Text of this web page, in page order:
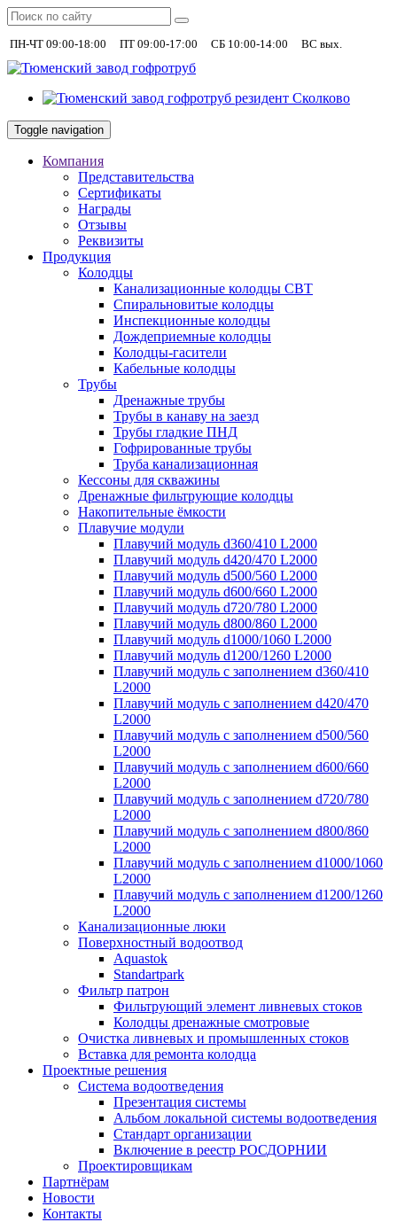
ПН-ЧТ 09:00-18:00 ПТ 09:00-17:00 СБ 10:00-14:00 ВС вых.
Toggle navigation
Компания
Представительства
Сертификаты
Награды
Отзывы
Реквизиты
Продукция
Колодцы
Канализационные колодцы СВТ
Спиральновитые колодцы
Инспекционные колодцы
Дождеприемные колодцы
Колодцы-гасители
Кабельные колодцы
Трубы
Дренажные трубы
Трубы в канаву на заезд
Трубы гладкие ПНД
Гофрированные трубы
Труба канализационная
Кессоны для скважины
Дренажные фильтрующие колодцы
Накопительные ёмкости
Плавучие модули
Плавучий модуль d360/410 L2000
Плавучий модуль d420/470 L2000
Плавучий модуль d500/560 L2000
Плавучий модуль d600/660 L2000
Плавучий модуль d720/780 L2000
Плавучий модуль d800/860 L2000
Плавучий модуль d1000/1060 L2000
Плавучий модуль d1200/1260 L2000
Плавучий модуль с заполнением d360/410
L2000
Плавучий модуль с заполнением d420/470
L2000
Плавучий модуль с заполнением d500/560
L2000
Плавучий модуль с заполнением d600/660
L2000
Плавучий модуль с заполнением d720/780
L2000
Плавучий модуль с заполнением d800/860
L2000
Плавучий модуль с заполнением d1000/1060
L2000
Плавучий модуль с заполнением d1200/1260
L2000
Канализационные люки
Поверхностный водоотвод
Aquastok
Standartpark
Фильтр патрон
Фильтрующий элемент ливневых стоков
Колодцы дренажные смотровые
Очистка ливневых и промышленных стоков
Вставка для ремонта колодца
Проектные решения
Система водоотведения
Презентация системы
Альбом локальной системы водоотведения
Стандарт организации
Включение в реестр РОСДОРНИИ
Проектировщикам
Партнёрам
Новости
Контакты